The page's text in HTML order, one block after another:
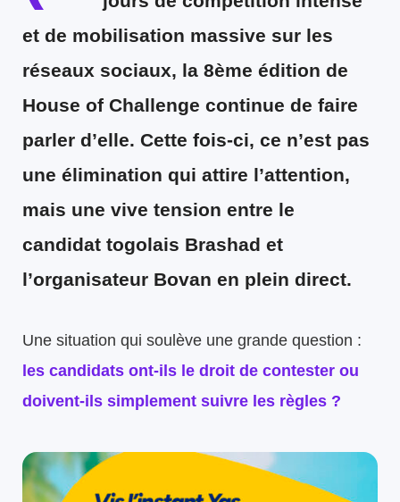
et de mobilisation massive sur les
réseaux sociaux, la 8ème édition de
House of Challenge continue de faire
parler d’elle. Cette fois-ci, ce n’est pas
une élimination qui attire l’attention,
mais une vive tension entre le
candidat togolais Brashad et
l’organisateur Bovan en plein direct.
Une situation qui soulève une grande question :
les candidats ont-ils le droit de contester ou
doivent-ils simplement suivre les règles ?